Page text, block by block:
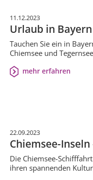
11.12.2023
Urlaub in
Tauchen Sie ein in
Chiemsee und
mehr erfahren
22.09.2023
Chiemsee-
Die Chiemsee-
ihren spannenden